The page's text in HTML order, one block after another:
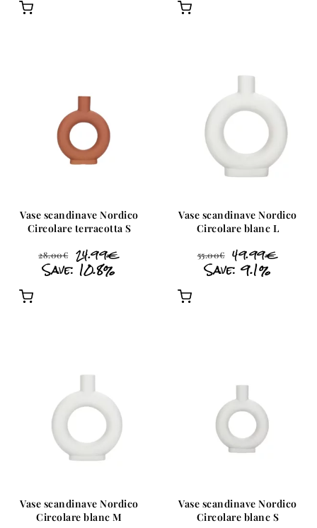
Vase scandinave Nordico
Circolare terracotta S
28.00€ 24.99€
Save: 10.8%
Vase scandinave Nordico
Circolare blanc L
55.00€ 49.99€
Save: 9.1%
Vase scandinave Nordico
Circolare blanc M
Vase scandinave Nordico
Circolare blanc S